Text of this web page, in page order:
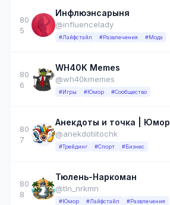
80
5
Инфлюэнсарыня
@influencelady
#Лайфстайл #Развлечения #Мода
80
6
WH40K Memes
@wh40kmemes
#Игры #Юмор #Сообщество
80
7
Анекдоты и точка | Юмор
@anekdotiitochk
#Трейдинг #Спорт #Бизнес
80
8
Тюлень-Наркоман
@tln_nrkmn
#Юмор #Лайфстайл #Развлечения